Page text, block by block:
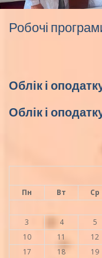
Робочі
Облік і
Облік і
Пн Вт Ср
3
4 5
10
11 12
17
18 19